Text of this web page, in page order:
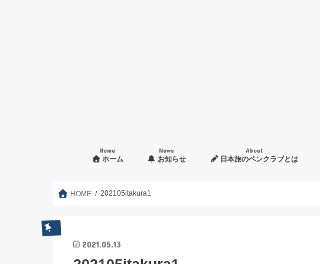
Home
ホーム
News
お知らせ
About
日本旅のペンクラブとは
HOME 202105itakura1
2021.05.13